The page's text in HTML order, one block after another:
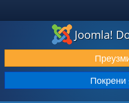
ПРЕУЗИМАЊЕ И ПРОШИРЕЊА
ОТКРИЈТЕ И НАУЧИТЕ
ЗАЈЕДНИЦА И ПОДРШКА
Joomla!
Покрени